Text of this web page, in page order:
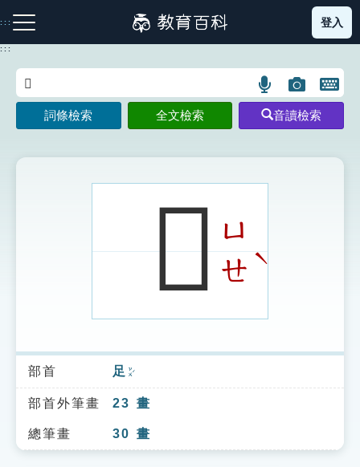
到
主
:::
注音索引圖示 筆畫索引圖示 部首索引表圖示
索引選單
知識索引
單字索引
登入
:::
語
言
搜
示
圖
片
搜
開
鍵
圖
詞條檢索 全文檢索 音讀檢索
𨈋ㄩ
ㄝˋ
部首 足 ㄗㄨˊ
部首外筆畫 23 畫
總筆畫 30 畫